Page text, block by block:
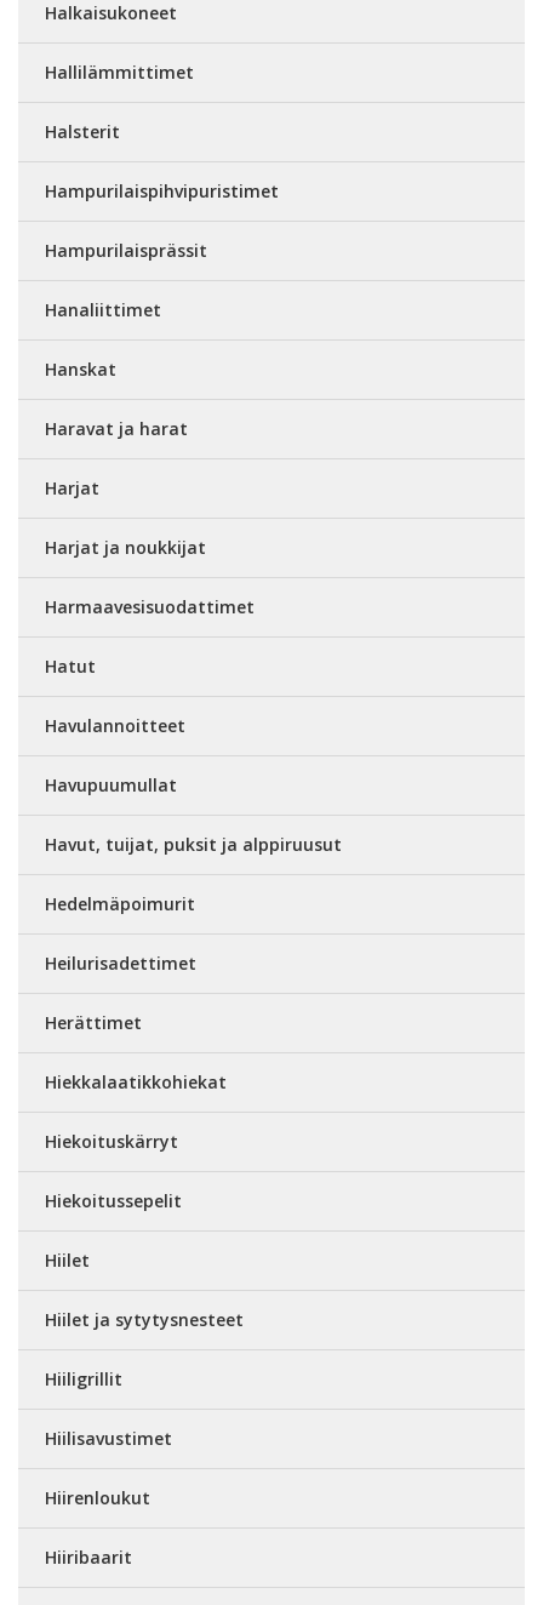
Halkaisukoneet
Hallilämmittimet
Halsterit
Hampurilaispihvipuristimet
Hampurilaisprässit
Hanaliittimet
Hanskat
Haravat ja harat
Harjat
Harjat ja noukkijat
Harmaavesisuodattimet
Hatut
Havulannoitteet
Havupuumullat
Havut, tuijat, puksit ja alppiruusut
Hedelmäpoimurit
Heilurisadettimet
Herättimet
Hiekkalaatikkohiekat
Hiekoituskärryt
Hiekoitussepelit
Hiilet
Hiilet ja sytytysnesteet
Hiiligrillit
Hiilisavustimet
Hiirenloukut
Hiiribaarit